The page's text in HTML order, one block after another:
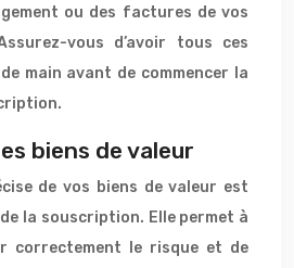
ou des factures de vos
vous d’avoir tous ces
main avant de commencer la
biens de valeur
de vos biens de valeur est
la souscription. Elle permet à
correctement le risque et de